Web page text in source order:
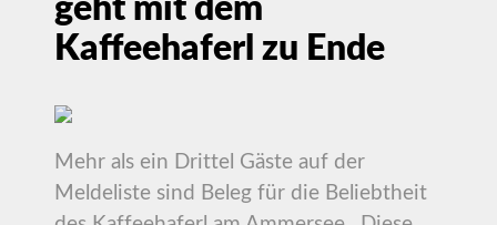
geht mit dem
Kaffeehaferl zu Ende
Mehr als ein Drittel Gäste auf der
Meldeliste sind Beleg für die Beliebtheit